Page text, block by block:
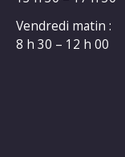
Vendredi matin :
8 h 30 – 12 h 00